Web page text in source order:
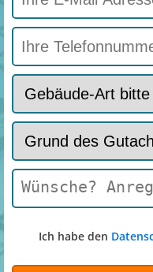
Ich habe den